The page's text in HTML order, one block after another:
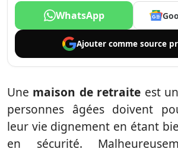
WhatsApp
Ajouter comme source
Une maison de retraite est
personnes âgées doivent
leur vie dignement en étant
en sécurité.